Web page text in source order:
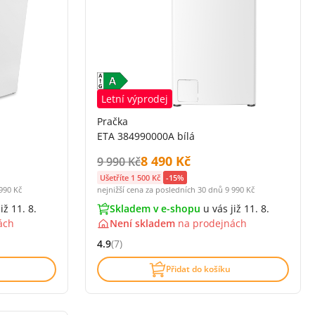
Kč
11. 8.
Letní výprodej
Pračka
ETA 384990000A bílá
Původní cena s DPH:
9 990 KčCena s DPH:
8 490 Kč
Ušetříte 1 500 Kč -15%
nejnižší cena za posledních 30 dnů 9 990 Kč
Skladem v e-shopu u vás již 11. 8.
Není skladem na prodejnách
Hodnocení: 4.9 z 5 (7 recenzí)
4.9(7)
Přidat do košíku